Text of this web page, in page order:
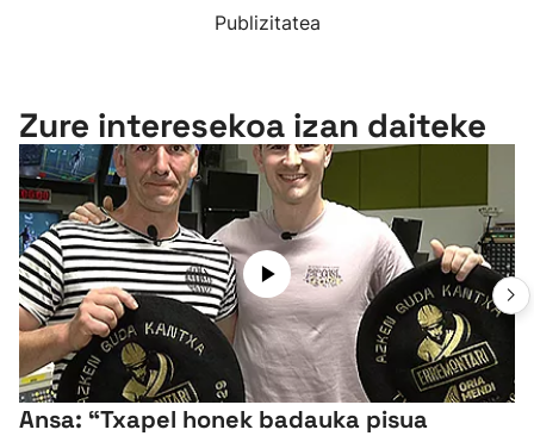
Publizitatea
Zure interesekoa izan daiteke
Ansa: “Txapel honek badauka pisua